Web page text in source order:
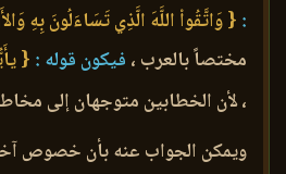
: { وَاتَّقُواْ اللَّهَ الَّذِي تَسَاءَلُونَ بِهِ
مختصاً بالعرب ، فيكون قوله : {
، لأن الخطابين متوجهان إلى
ويمكن الجواب عنه بأن خصوص آخر